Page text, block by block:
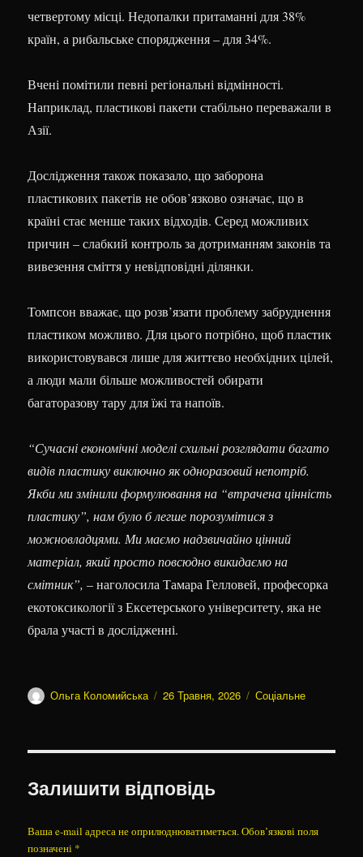
четвертому місці. Недопалки притаманні для 38%
країн, а рибальське спорядження – для 34%.
Вчені помітили певні регіональні відмінності.
Наприклад, пластикові пакети стабільно переважали в
Азії.
Дослідження також показало, що заборона
пластикових пакетів не обов’язково означає, що в
країні стає менше таких відходів. Серед можливих
причин – слабкий контроль за дотриманням законів та
вивезення сміття у невідповідні ділянки.
Томпсон вважає, що розв’язати проблему забруднення
пластиком можливо. Для цього потрібно, щоб пластик
використовувався лише для життєво необхідних цілей,
а люди мали більше можливостей обирати
багаторазову тару для їжі та напоїв.
“Сучасні економічні моделі схильні розглядати багато
видів пластику виключно як одноразовий непотріб.
Якби ми змінили формулювання на “втрачена цінність
пластику”, нам було б легше порозумітися з
можновладцями. Ми маємо надзвичайно цінний
матеріал, який просто повсюдно викидаємо на
смітник”, – наголосила Тамара Гелловей, професорка
екотоксикології з Ексетерського університету, яка не
брала участі в дослідженні.
Автор
Ольга Коломийська Оприлюднено
26 Травня, 2026 Категорії
Соціальне
Залишити відповідь
Ваша e-mail адреса не оприлюднюватиметься.Обов’язкові поля
позначені *